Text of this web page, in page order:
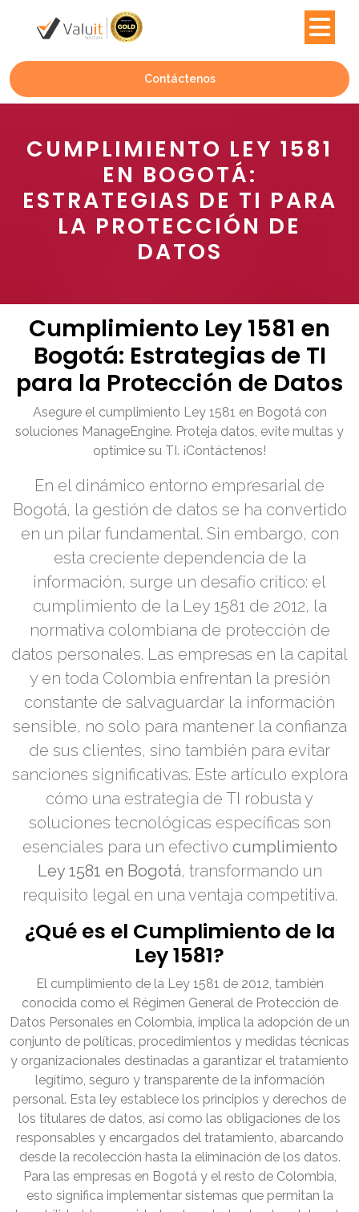
Contáctenos
CUMPLIMIENTO LEY 1581
EN BOGOTÁ:
ESTRATEGIAS DE TI PARA
LA PROTECCIÓN DE
DATOS
Cumplimiento Ley 1581 en
Bogotá: Estrategias de TI
para la Protección de Datos
Asegure el cumplimiento Ley 1581 en Bogotá con
soluciones ManageEngine. Proteja datos, evite multas y
optimice su TI. ¡Contáctenos!
En el dinámico entorno empresarial de
Bogotá, la gestión de datos se ha convertido
en un pilar fundamental. Sin embargo, con
esta creciente dependencia de la
información, surge un desafío crítico: el
cumplimiento de la Ley 1581 de 2012, la
normativa colombiana de protección de
datos personales. Las empresas en la capital
y en toda Colombia enfrentan la presión
constante de salvaguardar la información
sensible, no solo para mantener la confianza
de sus clientes, sino también para evitar
sanciones significativas. Este artículo explora
cómo una estrategia de TI robusta y
soluciones tecnológicas específicas son
esenciales para un efectivo cumplimiento
Ley 1581 en Bogotá, transformando un
requisito legal en una ventaja competitiva.
¿Qué es el Cumplimiento de la
Ley 1581?
El cumplimiento de la Ley 1581 de 2012, también
conocida como el Régimen General de Protección de
Datos Personales en Colombia, implica la adopción de un
conjunto de políticas, procedimientos y medidas técnicas
y organizacionales destinadas a garantizar el tratamiento
legítimo, seguro y transparente de la información
personal. Esta ley establece los principios y derechos de
los titulares de datos, así como las obligaciones de los
responsables y encargados del tratamiento, abarcando
desde la recolección hasta la eliminación de los datos.
Para las empresas en Bogotá y el resto de Colombia,
esto significa implementar sistemas que permitan la